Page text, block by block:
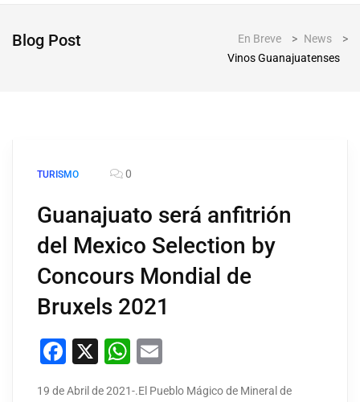
Blog Post En Breve > News
>
Vinos Guanajuatenses
TURISMO 0
Guanajuato será anfitrión
del Mexico Selection by
Concours Mondial de
Bruxels 2021
Facebook
X WhatsApp
19 de Abril de 2021-.El Pueblo Mágico de Mineral de